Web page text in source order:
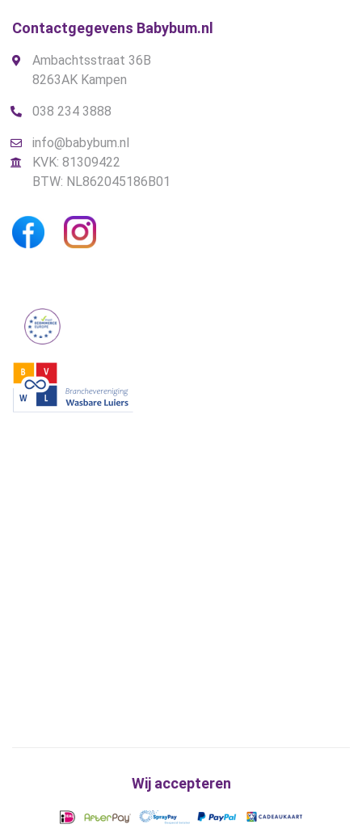
Contactgegevens Babybum.nl
Ambachtsstraat 36B
8263AK Kampen
038 234 3888
info@babybum.nl
KVK: 81309422
BTW: NL862045186B01
Wij accepteren